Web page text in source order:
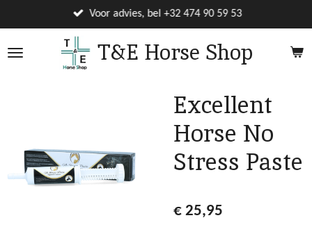
direct
naar
T&E Horse Shop
Voor advies, bel +32 474 90 59 53
Excellent
Horse No
Stress Paste
€ 25,95